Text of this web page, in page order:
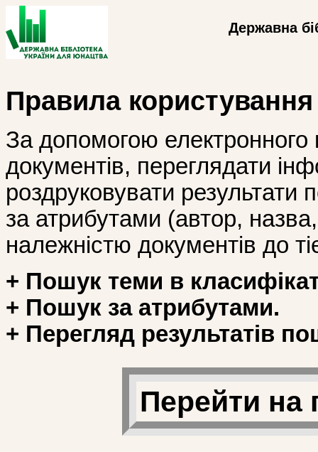
Державна
Правила
За допомогою
документів, переглядати
роздруковувати
за атрибутами (автор, назва,
належністю документів до
+ Пошук теми в
+ Пошук за атрибутами.
+ Перегляд результатів
Перейти на